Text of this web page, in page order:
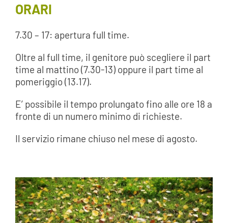
ORARI
7.30 – 17: apertura full time.
Oltre al full time, il genitore può scegliere il part
time al mattino (7.30-13) oppure il part time al
pomeriggio (13.17).
E’ possibile il tempo prolungato fino alle ore 18 a
fronte di un numero minimo di richieste.
Il servizio rimane chiuso nel mese di agosto.